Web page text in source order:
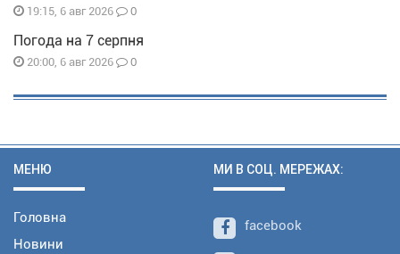
19:15, 6 авг 2026 0
Погода на 7 серпня
20:00, 6 авг 2026 0
МЕНЮ
Головна
Новини
МИ В СОЦ. МЕРЕЖАХ:
facebook